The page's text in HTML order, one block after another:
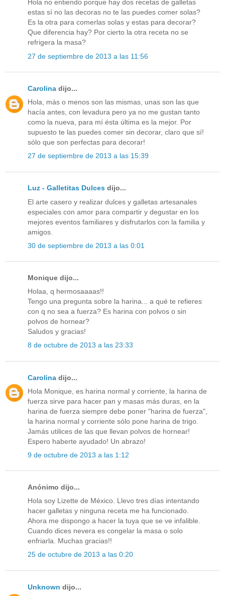
Hola no entiendo porque hay dos recetas de galletas
estas sí no las decoras no te las puedes comer solas?
Es la otra para comerlas solas y estas para decorar?
Que diferencia hay? Por cierto la otra receta no se
refrigera la masa?
27 de septiembre de 2013 a las 11:56
Carolina dijo...
Hola, más o menos son las mismas, unas son las que
hacía antes, con levadura pero ya no me gustan tanto
como la nueva, para mí ésta última es la mejor. Por
supuesto te las puedes comer sin decorar, claro que sí!
sólo que son perfectas para decorar!
27 de septiembre de 2013 a las 15:39
Luz - Galletitas Dulces dijo...
El arte casero y realizar dulces y galletas artesanales
especiales con amor para compartir y degustar en los
mejores eventos familiares y disfrutarlos con la familia y
amigos.
30 de septiembre de 2013 a las 0:01
Monique dijo...
Holaa, q hermosaaaas!!
Tengo una pregunta sobre la harina... a qué te refieres
con q no sea a fuerza? Es harina con polvos o sin
polvos de hornear?
Saludos y gracias!
8 de octubre de 2013 a las 23:33
Carolina dijo...
Hola Monique, es harina normal y corriente, la harina de
fuerza sirve para hacer pan y masas más duras, en la
harina de fuerza siempre debe poner "harina de fuerza",
la harina normal y corriente sólo pone harina de trigo.
Jamás utilices de las que llevan polvos de hornear!
Espero haberte ayudado! Un abrazo!
9 de octubre de 2013 a las 1:12
Anónimo dijo...
Hola soy Lizette de México. Llevo tres días intentando
hacer galletas y ninguna receta me ha funcionado.
Ahora me dispongo a hacer la tuya que se ve infalible.
Cuando dices nevera es congelar la masa o solo
enfriarla. Muchas gracias!!
25 de octubre de 2013 a las 0:20
Unknown dijo...